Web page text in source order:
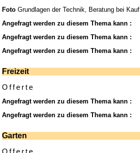
Foto Grundlagen der Technik, Beratung bei Kauf
Angefragt werden zu diesem Thema kann :
Angefragt werden zu diesem Thema kann :
Angefragt werden zu diesem Thema kann :
Freizeit
Offerte
Angefragt werden zu diesem Thema kann :
Angefragt werden zu diesem Thema kann :
Garten